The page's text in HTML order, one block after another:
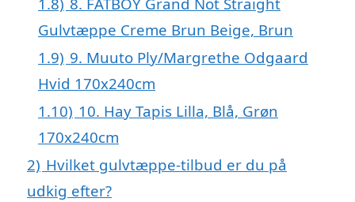
Gulvtæppe Creme Brun Beige, Brun
1.9) 9. Muuto Ply/Margrethe Odgaard
Hvid 170x240cm
1.10) 10. Hay Tapis Lilla, Blå, Grøn
170x240cm
2) Hvilket gulvtæppe-tilbud er du på
udkig efter?